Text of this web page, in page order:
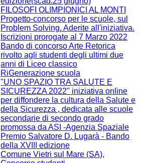
FILOSOFI OLIMPIONICI AL MONTI
Progetto-concorso per le scuole, sul
Problem Solving. Aderite all'iniziativa.
Iscrizioni prorogate al 7 Marzo 2022
Bando di concorso Arte Retorica
rivolto agli studenti degli ultimi due
anni di Liceo classico
RiGenerazione scuola
"UNO SPAZIO TRA SALUTE E
SICUREZZA 2022" iniziativa online
per diffondere la cultura della Salute e
della Sicurezza , dedicata alle scuole
secondarie di secondo grado
promossa da ASI -Agenzia Spaziale
Premio Salvatore D. Lugarà - Bando
della XVIII edizione
Comune Vietri sul Mare (SA),